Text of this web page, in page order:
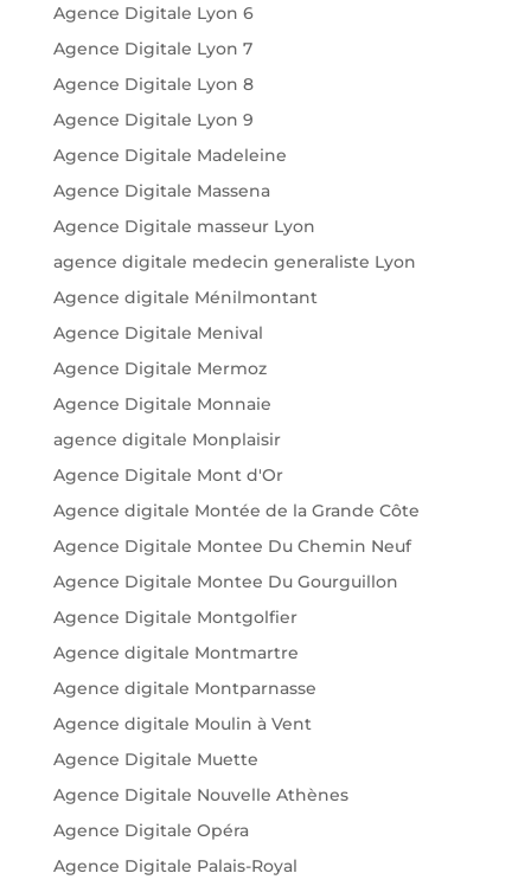
Agence Digitale Lyon 6
Agence Digitale Lyon 7
Agence Digitale Lyon 8
Agence Digitale Lyon 9
Agence Digitale Madeleine
Agence Digitale Massena
Agence Digitale masseur Lyon
agence digitale medecin generaliste Lyon
Agence digitale Ménilmontant
Agence Digitale Menival
Agence Digitale Mermoz
Agence Digitale Monnaie
agence digitale Monplaisir
Agence Digitale Mont d'Or
Agence digitale Montée de la Grande Côte
Agence Digitale Montee Du Chemin Neuf
Agence Digitale Montee Du Gourguillon
Agence Digitale Montgolfier
Agence digitale Montmartre
Agence digitale Montparnasse
Agence digitale Moulin à Vent
Agence Digitale Muette
Agence Digitale Nouvelle Athènes
Agence Digitale Opéra
Agence Digitale Palais-Royal